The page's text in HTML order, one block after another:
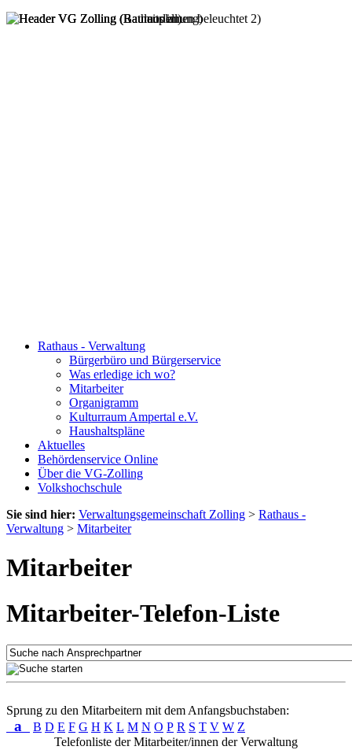
Rathaus - Verwaltung
Bürgerbüro und Bürgerservice
Was erledige ich wo?
Mitarbeiter
Organigramm
Kulturraum Ampertal e.V.
Haushaltspläne
Aktuelles
Behördenservice Online
Über die VG-Zolling
Volkshochschule
Sie sind hier: Verwaltungsgemeinschaft Zolling > Rathaus -
Verwaltung > Mitarbeiter
Mitarbeiter
Mitarbeiter-Telefon-Liste
Sprung zu den Mitarbeitern mit dem Anfangsbuchstaben:
a B D E F G H K L M N O P R S T V W Z
Telefonliste der Mitarbeiter/innen der Verwaltung